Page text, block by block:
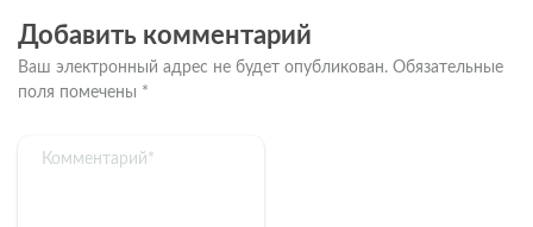
Добавить комментарий
Ваш электронный адрес не будет опубликован. Обязательные
поля помечены *